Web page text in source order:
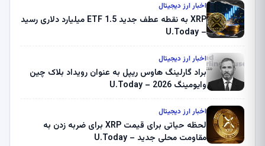
اخبار ارز دیجیتال
XRP به نقطه عطف جدید ETF 1.5 میلیارد دلاری رسید
– U.Today
اخبار ارز دیجیتال
براد گارلینگ هاوس ریپل به عنوان رویداد بلاک چین
وایومینگ 2026 – U.Today
اخبار ارز دیجیتال
لحظه حیاتی برای قیمت XRP برای ضربه زدن به
مقاومت محلی جدید – U.Today